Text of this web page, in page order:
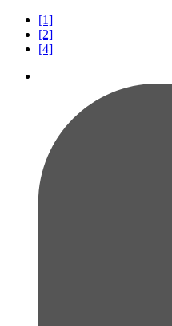
[1]
[2]
[4]